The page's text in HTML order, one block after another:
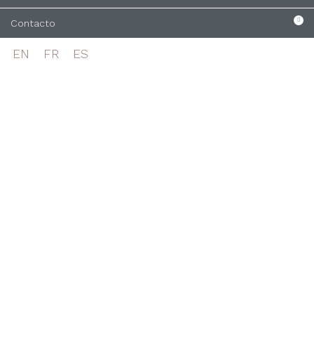
Contacto
EN FR ES